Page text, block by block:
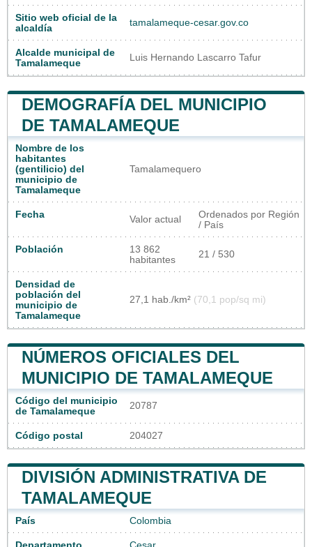
Sitio web oficial de la
alcaldía
tamalameque-cesar.gov.co
Alcalde municipal de
Tamalameque
Luis Hernando Lascarro Tafur
DEMOGRAFÍA DEL MUNICIPIO
DE TAMALAMEQUE
Nombre de los
habitantes
(gentilicio) del
municipio de
Tamalameque
Tamalamequero
Fecha Valor actual
Ordenados por Región
/ País
Población
13 862
habitantes
21 / 530
Densidad de
población del
municipio de
Tamalameque
27,1 hab./km² (70,1 pop/sq mi)
NÚMEROS OFICIALES DEL
MUNICIPIO DE TAMALAMEQUE
Código del municipio
de Tamalameque
20787
Código postal 204027
DIVISIÓN ADMINISTRATIVA DE
TAMALAMEQUE
País Colombia